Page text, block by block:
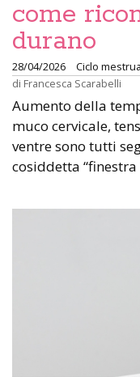
come
durano
28/04/2026
Ciclo
di Francesca Scarabelli
Aumento della
muco cervicale,
ventre sono tutti
cosiddetta “finestra